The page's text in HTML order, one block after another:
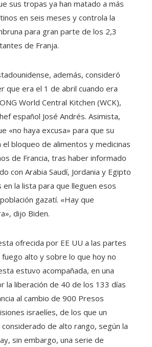
sus tropas ya han matado a más
en seis meses y controla la
para gran parte de los 2,3
de Franja.
además, consideró
que era el 1 de abril cuando era
World Central Kitchen (WCK),
español José Andrés. Asimista,
«no haya excusa» para que su
el bloqueo de alimentos y medicinas
de Francia, tras haber informado
con Arabia Saudí, Jordania y Egipto
la lista para que lleguen esos
gazatí. «Hay que
dijo Biden.
ofrecida por EE UU a las partes
fuego alto y sobre lo que hoy no
estuvo acompañada, en una
la liberación de 40 de los 133 días
al cambio de 900 Presos
israelíes, de los que un
de alto rango, según la
sin embargo, una serie de